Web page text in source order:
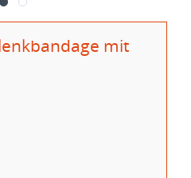
mit